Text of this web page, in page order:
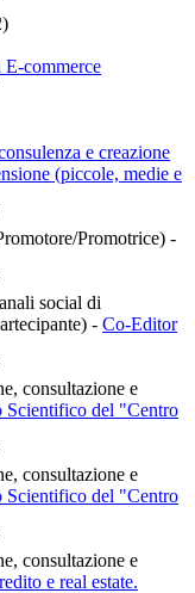
commerce
e creazione
(piccole, medie e
Promotrice) -
social di
- Co-Editor
consultazione e
Scientifico del "Centro
consultazione e
Scientifico del "Centro
consultazione e
e real estate.